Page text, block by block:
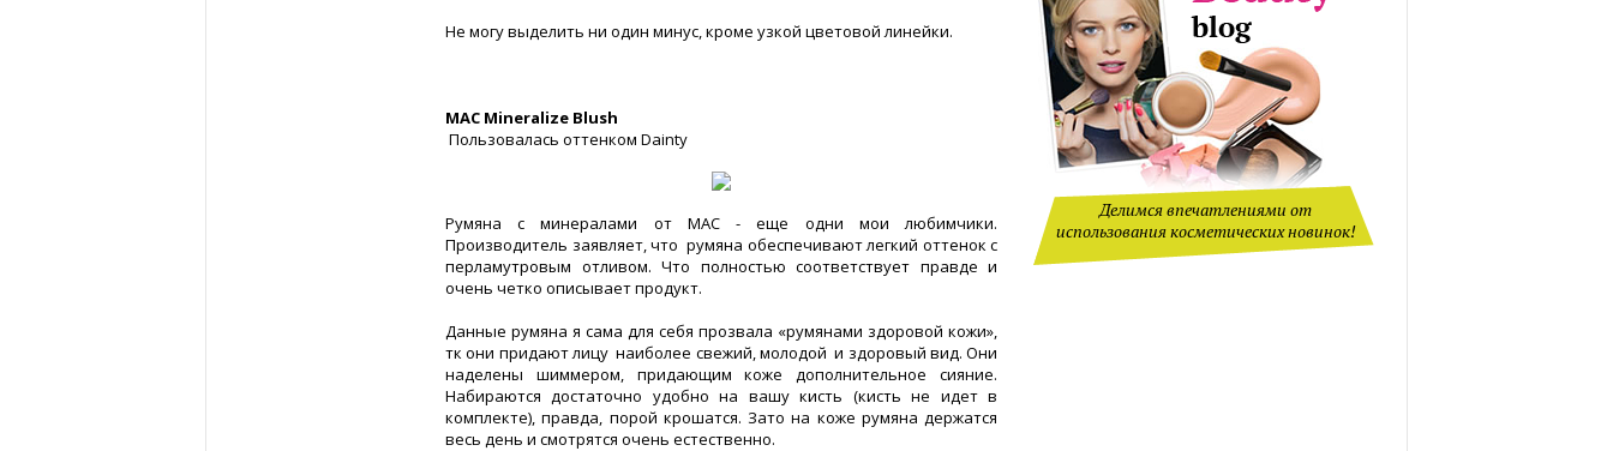
Не могу выделить ни один минус, кроме узкой цветовой линейки.
MAC Mineralize Blush
Пользовалась оттенком Dainty
Румяна с минералами от MAC - еще одни мои любимчики.
Производитель заявляет, что румяна обеспечивают легкий оттенок с
перламутровым отливом. Что полностью соответствует правде и
очень четко описывает продукт.
Данные румяна я сама для себя прозвала «румянами здоровой кожи»,
тк они придают лицу наиболее свежий, молодой и здоровый вид. Они
наделены шиммером, придающим коже дополнительное сияние.
Набираются достаточно удобно на вашу кисть (кисть не идет в
комплекте), правда, порой крошатся. Зато на коже румяна держатся
весь день и смотрятся очень естественно.
Делимся впечатлениями от
использования косметических новинок!